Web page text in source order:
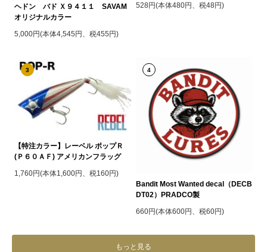
ヘドン バド Ｘ９４１１ SAVAM
オリジナルカラー
5,000円(本体4,545円、税455円)
528円(本体480円、税48円)
3
【特注カラー】レーベル ポップＲ
(Ｐ６０ＡＦ) アメリカンフラッグ
1,760円(本体1,600円、税160円)
4
Bandit Most Wanted decal（DECB
DT02）PRADCO製
660円(本体600円、税60円)
もっと見る